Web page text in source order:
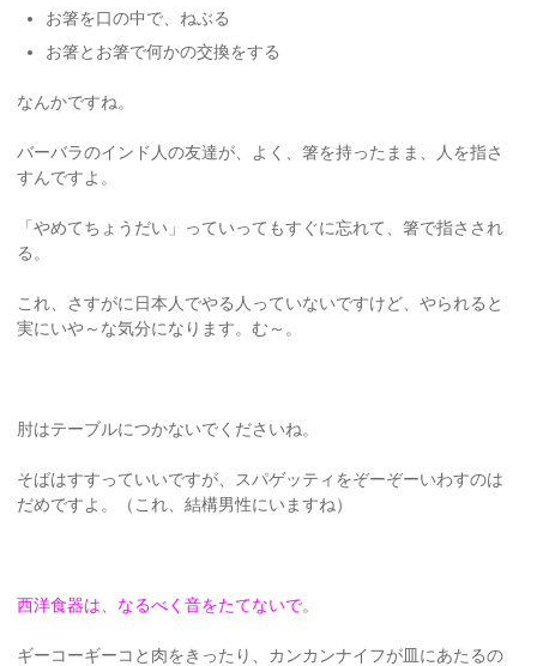
お箸を口の中で、ねぶる
お箸とお箸で何かの交換をする
なんかですね。
バーバラのインド人の友達が、よく、箸を持ったまま、人を指さ
すんですよ。
「やめてちょうだい」っていってもすぐに忘れて、箸で指さされ
る。
これ、さすがに日本人でやる人っていないですけど、やられると
実にいや～な気分になります。む～。
肘はテーブルにつかないでくださいね。
そばはすすっていいですが、スパゲッティをぞーぞーいわすのは
だめですよ。（これ、結構男性にいますね）
西洋食器は、なるべく音をたてないで。
ギーコーギーコと肉をきったり、カンカンナイフが皿にあたるの